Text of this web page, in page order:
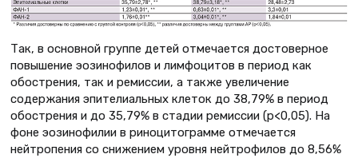
Так, в основной группе детей отмечается достоверное
повышение эозинофилов и лимфоцитов в период как
обострения, так и ремиссии, а также увеличение
содержания эпителиальных клеток до 38,79% в период
обострения и до 35,79% в стадии ремиссии (р<0,05). На
фоне эозинофилии в риноцитограмме отмечается
нейтропения со снижением уровня нейтрофилов до 8,56%